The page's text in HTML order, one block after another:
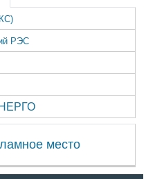
РЭС
место